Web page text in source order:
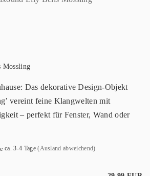
Mossling
Das dekorative Design-Objekt
vereint feine Klangwelten mit
– perfekt für Fenster, Wand oder
ca. 3-4 Tage (Ausland abweichend)